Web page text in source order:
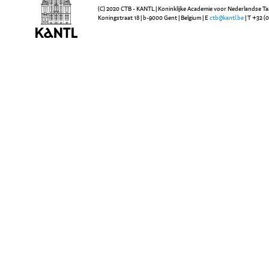
(C) 2020 CTB - KANTL | Koninklijke Academie voor Nederlandse
Koningstraat 18 | b-9000 Gent | Belgium | E ctb@kantl.be | T +32